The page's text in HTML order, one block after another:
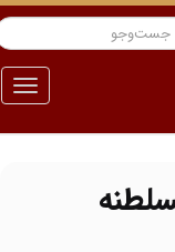
منو